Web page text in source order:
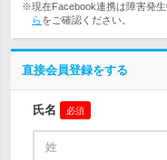
※現在Facebook連携は障害発
らをご確認ください。
直接会員登録をする
氏名 必須